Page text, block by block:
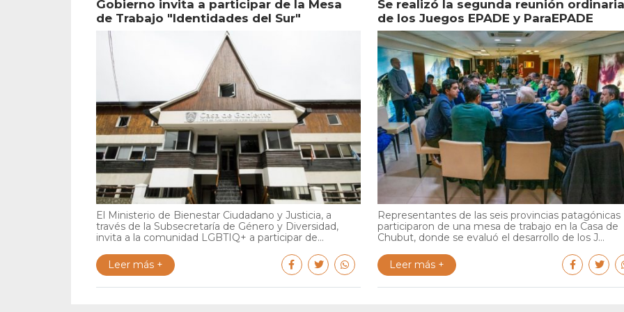
Gobierno invita a participar de la Mesa
de Trabajo "Identidades del Sur"
El Ministerio de Bienestar Ciudadano y Justicia, a
través de la Subsecretaría de Género y Diversidad,
invita a la comunidad LGBTIQ+ a participar de...
Leer más +
Se realizó la segunda reunión ordinaria
de los Juegos EPADE y ParaEPADE
Representantes de las seis provincias patagónicas
participaron de una mesa de trabajo en la Casa de
Chubut, donde se evaluó el desarrollo de los J...
Leer más +